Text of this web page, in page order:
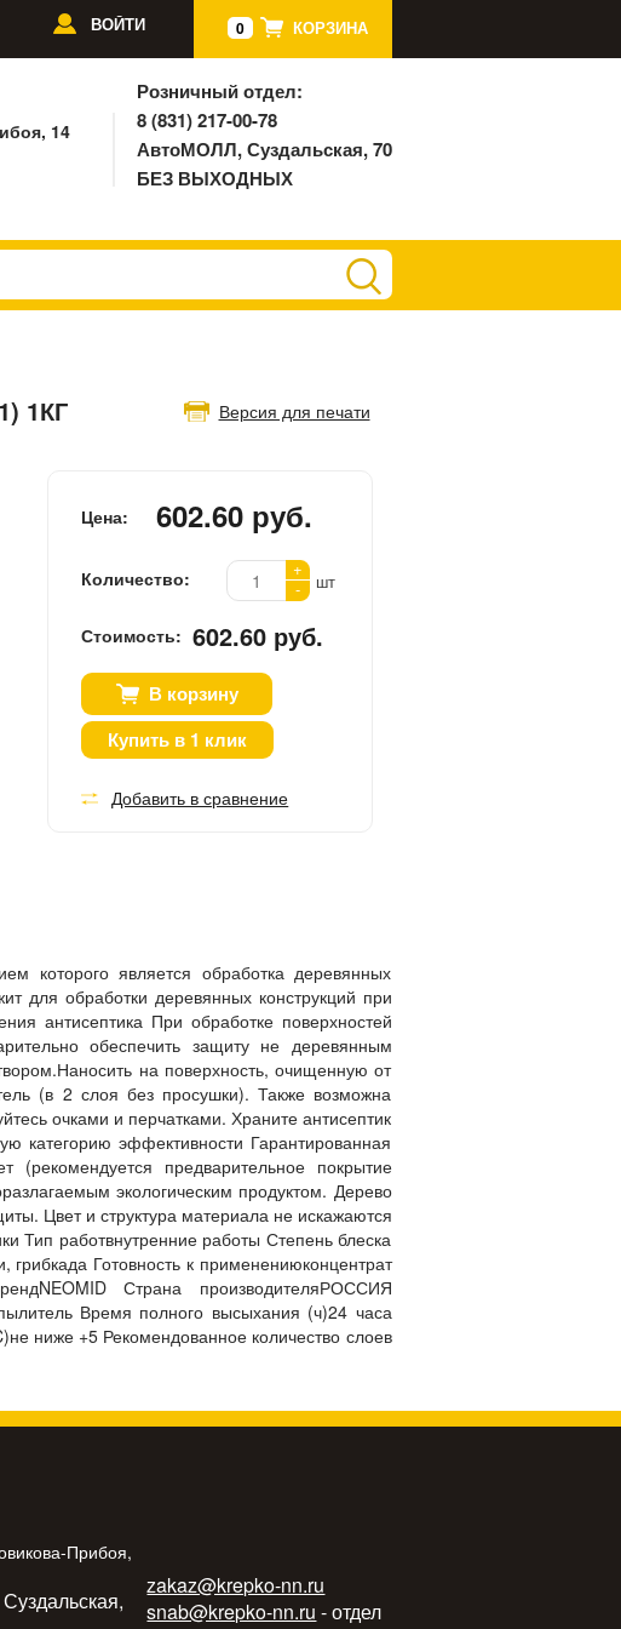
0 КОРЗИНА
ВОЙТИ
14
Розничный отдел:
8 (831) 217-00-78
АвтоМОЛЛ, Суздальская, 70
БЕЗ ВЫХОДНЫХ
Версия для печати
1КГ
Цена: 602.60 руб.
Количество:
+
-
шт
Стоимость: 602.60 руб.
В корзину
Купить в 1 клик
Добавить в сравнение
которого является обработка деревянных
для обработки деревянных конструкций при
антисептика При обработке поверхностей
обеспечить защиту не деревянным
на поверхность, очищенную от
(в 2 слоя без просушки). Также возможна
очками и перчатками. Храните антисептик
категорию эффективности Гарантированная
предварительное покрытие
экологическим продуктом. Дерево
Цвет и структура материала не искажаются
Тип работвнутренние работы Степень блеска
Готовность к применениюконцентрат
Страна производителяРОССИЯ
Время полного высыхания (ч)24 часа
ниже +5 Рекомендованное количество слоев
Прибоя,
zakaz@krepko-nn.ru
snab@krepko-nn.ru - отдел